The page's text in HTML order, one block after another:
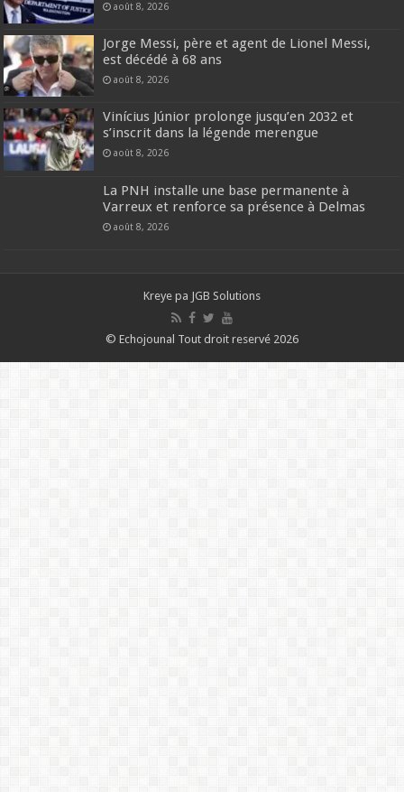
août 8, 2026
Jorge Messi, père et agent de Lionel Messi,
est décédé à 68 ans
août 8, 2026
Vinícius Júnior prolonge jusqu’en 2032 et
s’inscrit dans la légende merengue
août 8, 2026
La PNH installe une base permanente à
Varreux et renforce sa présence à Delmas
août 8, 2026
Kreye pa JGB Solutions
© Echojounal Tout droit reservé 2026